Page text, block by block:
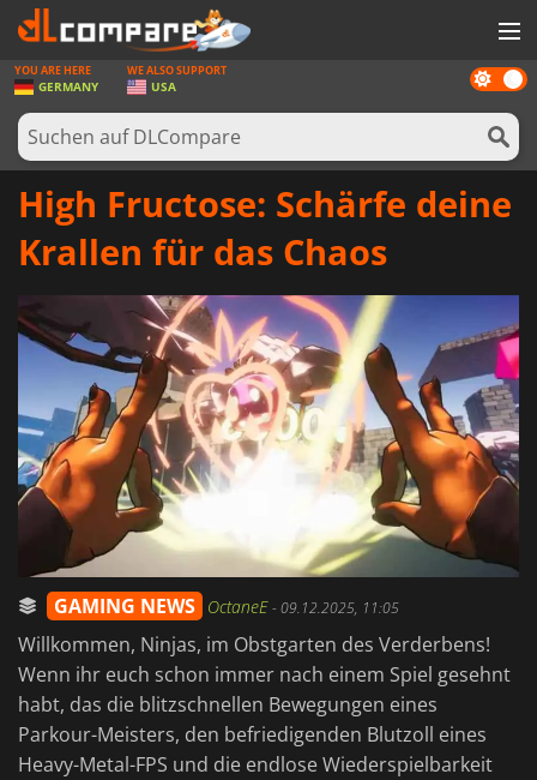
SPIELE
SPIEL KARTEN
SOFTWARE
REWARDS
NACHRICHTEN
ANMELDEN ODER REGISTRIEREN
Dark
mode
YOU ARE HERE
GERMANY
WE ALSO SUPPORT
USA
High Fructose: Schärfe deine
Krallen für das Chaos
GAMING NEWS OctaneE-09.12.2025, 11:05
Willkommen, Ninjas, im Obstgarten des Verderbens!
Wenn ihr euch schon immer nach einem Spiel gesehnt
habt, das die blitzschnellen Bewegungen eines
Parkour-Meisters, den befriedigenden Blutzoll eines
Heavy-Metal-FPS und die endlose Wiederspielbarkeit